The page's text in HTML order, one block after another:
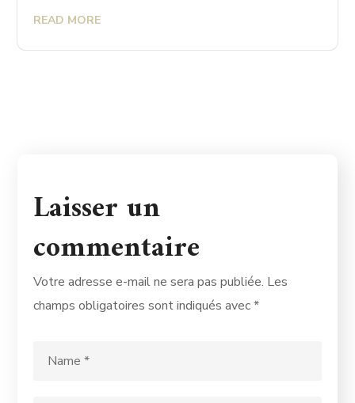
READ MORE
Laisser un
commentaire
Votre adresse e-mail ne sera pas publiée. Les
champs obligatoires sont indiqués avec*